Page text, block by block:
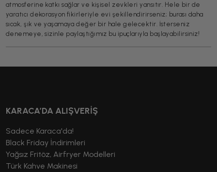
atmosferine katkı sağlar ve kişisel zevkleri yansıtır. Hele bir de
yaratıcı dekorasyon fikirleriyle evi şekillendirirseniz; burası daha
sıcak, şık ve yaşamaya değer bir hale gelecektir. İsterseniz
denemeye, sizinle paylaştığımız bu ipuçlarıyla başlayabilirsiniz!
KARACA’DA ALIŞVERİŞ
Sadece Karaca'da!
Black Friday İndirimleri
Yağsız Fritöz, Airfryer Modelleri
Türk Kahve Makinesi